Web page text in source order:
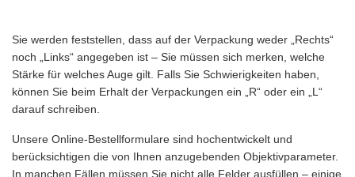
Sie werden feststellen, dass auf der Verpackung weder „Rechts“
noch „Links“ angegeben ist – Sie müssen sich merken, welche
Stärke für welches Auge gilt. Falls Sie Schwierigkeiten haben,
können Sie beim Erhalt der Verpackungen ein „R“ oder ein „L“
darauf schreiben.
Unsere Online-Bestellformulare sind hochentwickelt und
berücksichtigen die von Ihnen anzugebenden Objektivparameter.
In manchen Fällen müssen Sie nicht alle Felder ausfüllen – einige